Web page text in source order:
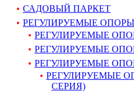
САДОВЫЙ ПАРКЕТ
РЕГУЛИРУЕМЫЕ ОПОРЫ
РЕГУЛИРУЕМЫЕ
РЕГУЛИРУЕМЫЕ
РЕГУЛИРУЕМЫЕ
РЕГУЛИРУЕМЫЕ
СЕРИЯ)